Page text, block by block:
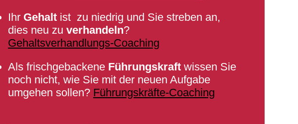
Ihr Gehalt ist zu niedrig und Sie streben an,
dies neu zuverhandeln?
Gehaltsverhandlungs-Coaching
Als frischgebackene Führungskraft wissen Sie
noch nicht, wie Sie mit der neuen Aufgabe
umgehen sollen? Führungskräfte-Coaching